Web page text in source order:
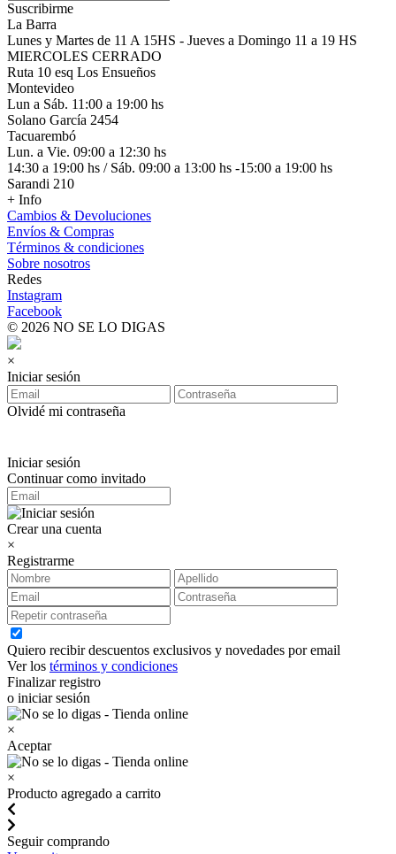
Suscribirme
La Barra
Lunes y Martes de 11 A 15HS - Jueves a Domingo 11 a 19 HS
MIERCOLES CERRADO
Ruta 10 esq Los Ensueños
Montevideo
Lun a Sáb. 11:00 a 19:00 hs
Solano García 2454
Tacuarembó
Lun. a Vie. 09:00 a 12:30 hs
14:30 a 19:00 hs / Sáb. 09:00 a 13:00 hs -15:00 a 19:00 hs
Sarandi 210
+ Info
Cambios & Devoluciones
Envíos & Compras
Términos & condiciones
Sobre nosotros
Redes
Instagram
Facebook
© 2026 NO SE LO DIGAS
×
Iniciar sesión
Olvidé mi contraseña
Iniciar sesión
Continuar como invitado
Crear una cuenta
×
Registrarme
Quiero recibir descuentos exclusivos y novedades por email
Ver los términos y condiciones
Finalizar registro
o iniciar sesión
×
Aceptar
×
Producto agregado a carrito
Seguir comprando